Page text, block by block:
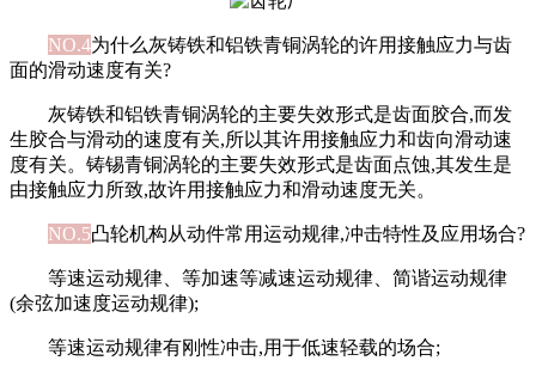
NO.4为什么灰铸铁和铝铁青铜涡轮的许用接触应力与齿
面的滑动速度有关?
灰铸铁和铝铁青铜涡轮的主要失效形式是齿面胶合,而发
生胶合与滑动的速度有关,所以其许用接触应力和齿向滑动速
度有关。铸锡青铜涡轮的主要失效形式是齿面点蚀,其发生是
由接触应力所致,故许用接触应力和滑动速度无关。
NO.5凸轮机构从动件常用运动规律,冲击特性及应用场合?
等速运动规律、等加速等减速运动规律、简谐运动规律
(余弦加速度运动规律);
等速运动规律有刚性冲击,用于低速轻载的场合;